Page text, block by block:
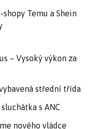
Temu a Shein
– Vysoký výkon za
střední třída
s ANC
nového vládce